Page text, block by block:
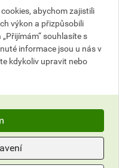
Kč
732,21 Kč
za role s DPH
si prodejnu
v (88) prodejnách
role
košíku přidáte
732,21 Kč celkem s DPH
abychom zajistili
výkon a přizpůsobili
souhlasíte s
informace jsou u nás v
kdykoliv upravit nebo